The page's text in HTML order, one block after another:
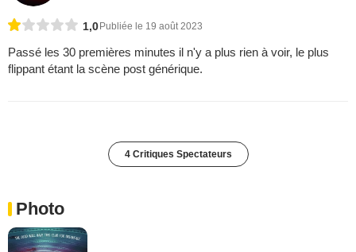
1,0 Publiée le 19 août 2023
Passé les 30 premières minutes il n'y a plus rien à voir, le plus
flippant étant la scène post générique.
4 Critiques Spectateurs
Photo